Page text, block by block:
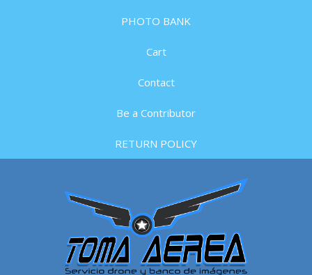
PHOTO BANK
Cart
Contact
Be a Contributor
RETURN POLICY